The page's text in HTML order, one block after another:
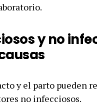
y no
y el parto pueden
no infecciosos.